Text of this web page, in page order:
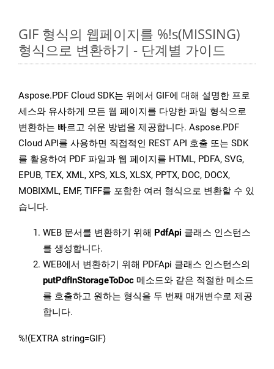
GIF 형식의 웹페이지를 %!s(MISSING)
형식으로 변환하기 - 단계별 가이드
Aspose.PDF Cloud SDK는 위에서 GIF에 대해 설명한 프로
세스와 유사하게 모든 웹 페이지를 다양한 파일 형식으로
변환하는 빠르고 쉬운 방법을 제공합니다. Aspose.PDF
Cloud API를 사용하면 직접적인 REST API 호출 또는 SDK
를 활용하여 PDF 파일과 웹 페이지를 HTML, PDFA, SVG,
EPUB, TEX, XML, XPS, XLS, XLSX, PPTX, DOC, DOCX,
MOBIXML, EMF, TIFF를 포함한 여러 형식으로 변환할 수 있
습니다.
WEB 문서를 변환하기 위해 PdfApi 클래스 인스턴스
를 생성합니다.
WEB에서 변환하기 위해 PDFApi 클래스 인스턴스의
putPdfInStorageToDoc 메소드와 같은 적절한 메소드
를 호출하고 원하는 형식을 두 번째 매개변수로 제공
합니다.
%!(EXTRA string=GIF)